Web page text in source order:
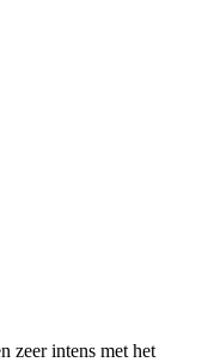
zeer intens met het